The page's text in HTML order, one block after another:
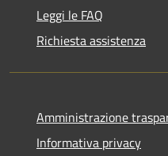
Leggi le FAQ
Richiesta assistenza
Amministrazione
Informativa privacy